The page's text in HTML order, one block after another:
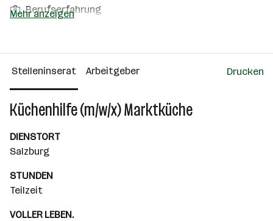
Berufserfahrung
Über das Unternehmen
10000+ Mitarbeiter*innen
Wiener Neudorf
Mehr anzeigen
Stelleninserat Arbeitgeber Drucken
Küchenhilfe (m/w/x) Marktküche
DIENSTORT
Salzburg
STUNDEN
Teilzeit
VOLLER LEBEN.